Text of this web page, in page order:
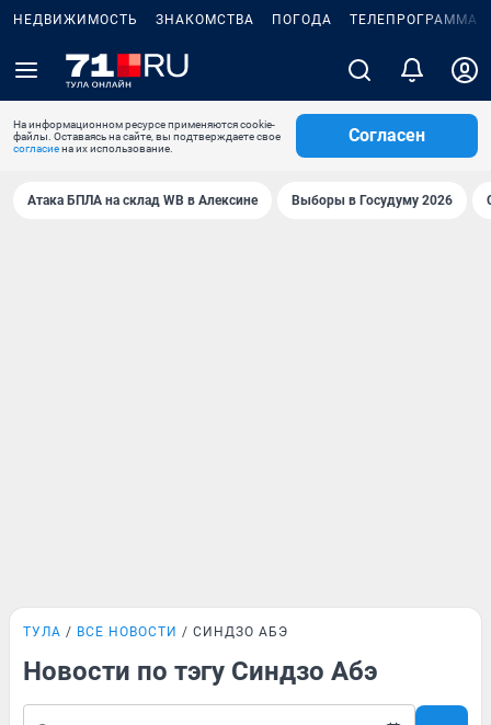
НЕДВИЖИМОСТЬ ЗНАКОМСТВА ПОГОДА ТЕЛЕПРОГРАММА
На информационном ресурсе применяются cookie-
файлы. Оставаясь на сайте, вы подтверждаете свое
согласиена их использование.
Согласен
Атака БПЛА на склад WB в Алексине Выборы в Госудуму 2026
ТУЛА ВСЕ НОВОСТИ СИНДЗО АБЭ
Новости по тэгу Синдзо Абэ